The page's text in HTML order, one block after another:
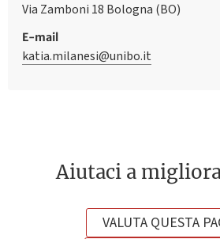
Via Zamboni 18 Bologna (BO)
E-mail
katia.milanesi@unibo.it
Aiutaci a
VALUTA QUESTA